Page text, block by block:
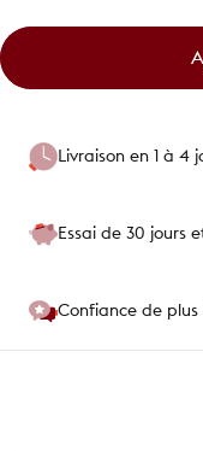
Livraison en 1 à 4
Essai de 30 jours
Confiance de plus